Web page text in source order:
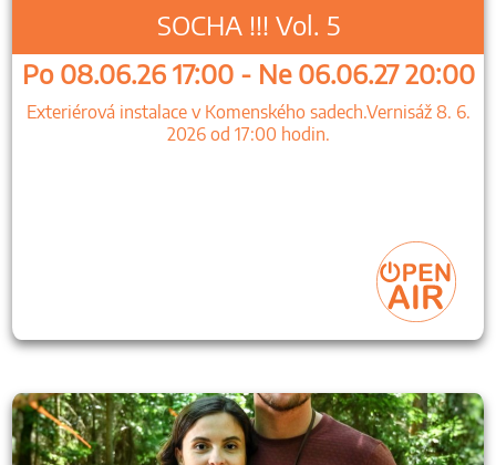
SOCHA !!! Vol. 5
Po 08.06.26 17:00 - Ne 06.06.27 20:00
Exteriérová instalace v Komenského sadech.Vernisáž 8. 6.
2026 od 17:00 hodin.